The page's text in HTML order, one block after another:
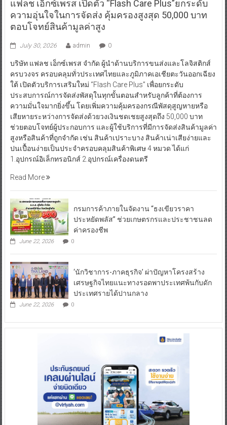
แฟลช เอ็กซ์เพรส เปิดตัว “Flash Care Plus”ยกระดับ
ความอุ่นใจในการจัดส่ง คุ้มครองสูงสุด 50,000 บาท
ตอบโจทย์สินค้ามูลค่าสูง
July 30, 2026 admin 0
บริษัท แฟลช เอ็กซ์เพรส จำกัด ผู้นำด้านบริการขนส่งและโลจิสติกส์
ครบวงจร ครอบคลุมทั่วประเทศไทยและภูมิภาคเอเชียตะวันออกเฉียง
ใต้ เปิดตัวบริการเสริมใหม่ “Flash Care Plus” เพื่อยกระดับ
ประสบการณ์การจัดส่งพัสดุในทุกขั้นตอนสำหรับลูกค้าที่ต้องการ
ความมั่นใจมากยิ่งขึ้น โดยเพิ่มความคุ้มครองกรณีพัสดุสูญหายหรือ
เสียหายระหว่างการจัดส่งด้วยวงเงินชดเชยสูงสุดถึง 50,000 บาท
ช่วยตอบโจทย์ผู้ประกอบการ และผู้ใช้บริการที่มีการจัดส่งสินค้ามูลค่า
สูงหรือสินค้าที่ถูกจำกัด เช่น สินค้าเปราะบาง สินค้าเน่าเสียง่ายและ
ปนเปื้อนง่ายเป็นประจำครอบคลุมสินค้าพิเศษ 4 หมวด ได้แก่
1.อุปกรณ์อิเล็กทรอนิกส์ 2.อุปกรณ์เครื่องดนตรี
Read More
กรมการค้าภายในจัดงาน “ธงเขียวราคา
ประหยัดพลัส” ช่วยเกษตรกรและประชาชนลด
ค่าครองชีพ
June 22, 2026 0
‘นักวิชาการ-ภาคธุรกิจ’ ผ่าปัญหาโครงสร้าง
เศรษฐกิจไทยแนะทางรอดพาประเทศพ้นกับดัก
ประเทศรายได้ปานกลาง
June 22, 2026 0